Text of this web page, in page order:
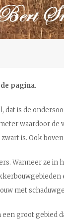
pagina.
dat is de
waardoor
is. Ook
Wanneer ze
met
groot gebied